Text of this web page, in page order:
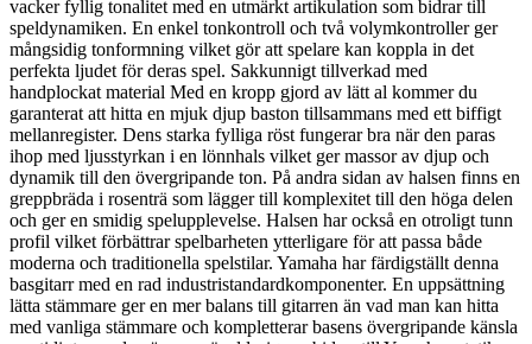
vacker fyllig tonalitet med en utmärkt artikulation som bidrar till
speldynamiken. En enkel tonkontroll och två volymkontroller ger
mångsidig tonformning vilket gör att spelare kan koppla in det
perfekta ljudet för deras spel. Sakkunnigt tillverkad med
handplockat material Med en kropp gjord av lätt al kommer du
garanterat att hitta en mjuk djup baston tillsammans med ett biffigt
mellanregister. Dens starka fylliga röst fungerar bra när den paras
ihop med ljusstyrkan i en lönnhals vilket ger massor av djup och
dynamik till den övergripande ton. På andra sidan av halsen finns en
greppbräda i rosenträ som lägger till komplexitet till den höga delen
och ger en smidig spelupplevelse. Halsen har också en otroligt tunn
profil vilket förbättrar spelbarheten ytterligare för att passa både
moderna och traditionella spelstilar. Yamaha har färdigställt denna
basgitarr med en rad industristandardkomponenter. En uppsättning
lätta stämmare ger en mer balans till gitarren än vad man kan hitta
med vanliga stämmare och kompletterar basens övergripande känsla